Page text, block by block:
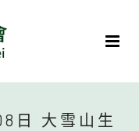
日 大雪山生